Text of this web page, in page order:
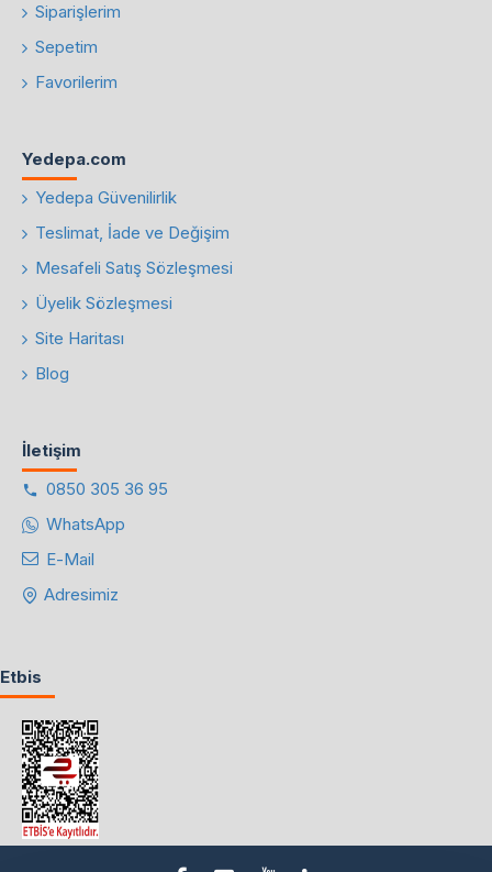
Siparişlerim
Sepetim
Favorilerim
Yedepa.com
Yedepa Güvenilirlik
Teslimat, İade ve Değişim
Mesafeli Satış Sözleşmesi
Üyelik Sözleşmesi
Site Haritası
Blog
İletişim
0850 305 36 95
WhatsApp
E-Mail
Adresimiz
Etbis